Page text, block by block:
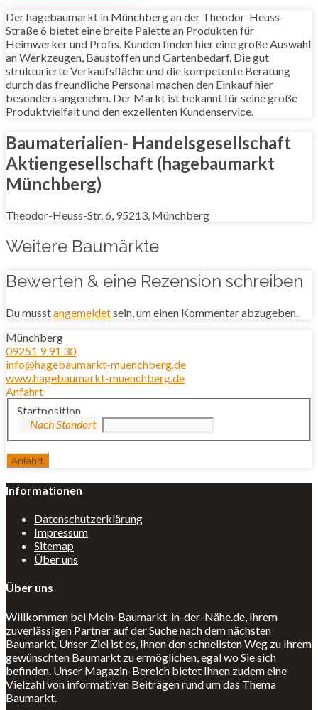
Der hagebaumarkt in Münchberg an der Theodor-Heuss-
Straße 6 bietet eine breite Palette an Produkten für
Heimwerker und Profis. Kunden finden hier eine große Auswahl
an Werkzeugen, Baustoffen und Gartenbedarf. Die gut
strukturierte Verkaufsfläche und die kompetente Beratung
durch das freundliche Personal machen den Einkauf hier
besonders angenehm. Der Markt ist bekannt für seine große
Produktvielfalt und den exzellenten Kundenservice.
Baumaterialien- Handelsgesellschaft
Aktiengesellschaft (hagebaumarkt
Münchberg)
Theodor-Heuss-Str. 6, 95213, Münchberg
Weitere Baumärkte
Bewerten & eine Rezension schreiben
Du musstangemeldetsein, um einen Kommentar abzugeben.
Münchberg
09251 9 91 30
info@hagebaumarkt-muenchberg.de
www.hagebaumarkt-muenchberg.de
Anfahrt
Startposition
Informationen
Datenschutzerklärung
Impressum
Sitemap
Über uns
Über uns
Willkommen bei Mein-Baumarkt-in-der-Nähe.de, Ihrem
zuverlässigen Partner auf der Suche nach dem nächsten
Baumarkt. Unser Ziel ist es, Ihnen den schnellsten Weg zu Ihrem
gewünschten Baumarkt zu ermöglichen, egal wo Sie sich
befinden. Unser Magazin-Bereich bietet Ihnen zudem eine
Vielzahl von informativen Beiträgen rund um das Thema
Baumarkt.